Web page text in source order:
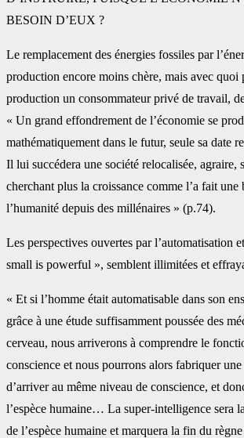
BESOIN ‎D’EUX ? ‎
Le remplacement des énergies fossiles par
production encore ‎moins chère, mais avec quoi
production un consommateur privé de travail,
« Un grand effondrement de l’économie se
mathématiquement ‎dans le futur, seule sa date
Il lui succédera une société relocalisée, ‎agraire,
cherchant plus la croissance comme l’a fait une
‎l’humanité depuis des millénaires » (p.74).‎
Les perspectives ouvertes par l’automatisation
small is powerful », ‎semblent illimitées et
« Et si l’homme était automatisable dans son
grâce à une étude suffisamment poussée des
cerveau, ‎nous arriverons à comprendre le
conscience et nous pourrons alors ‎fabriquer
d’arriver au même niveau de conscience, et
l’espèce humaine… La super-intelligence sera
de ‎l’espèce humaine et marquera la fin du